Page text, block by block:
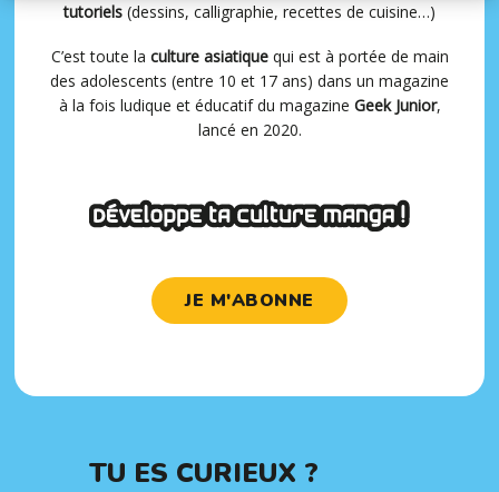
tutoriels (dessins, calligraphie, recettes de cuisine…)
C’est toute la culture asiatiquequi est à portée de main
des adolescents (entre 10 et 17 ans) dans un magazine
à la fois ludique et éducatif du magazine Geek Junior,
lancé en 2020.
JE M'ABONNE
TU ES CURIEUX ?